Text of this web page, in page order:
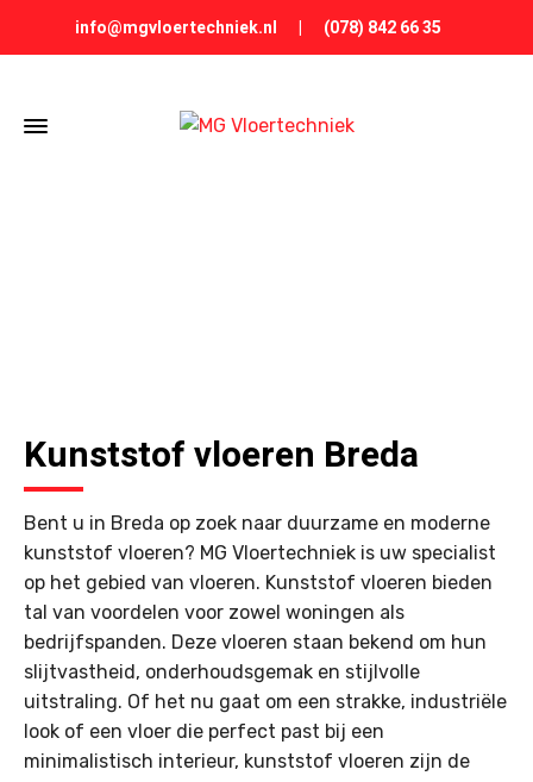
info@mgvloertechniek.nl | (078) 842 66 35
Kunststof vloeren Breda
Bent u in Breda op zoek naar duurzame en moderne
kunststof vloeren? MG Vloertechniek is uw specialist
op het gebied van vloeren. Kunststof vloeren bieden
tal van voordelen voor zowel woningen als
bedrijfspanden. Deze vloeren staan bekend om hun
slijtvastheid, onderhoudsgemak en stijlvolle
uitstraling. Of het nu gaat om een strakke, industriële
look of een vloer die perfect past bij een
minimalistisch interieur, kunststof vloeren zijn de